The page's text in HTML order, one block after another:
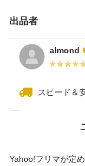
出品者
almond
スピード＆
Yahoo!フリマが定
価格の